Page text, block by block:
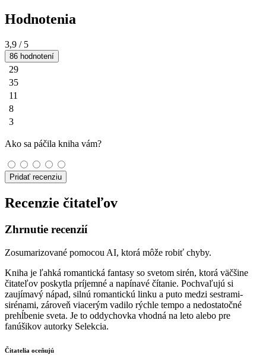
Hodnotenia
3,9 / 5
86 hodnotení
29
35
11
8
3
Ako sa páčila kniha vám?
Pridať recenziu
Recenzie čitateľov
Zhrnutie recenzií
Zosumarizované pomocou AI, ktorá môže robiť chyby.
Kniha je ľahká romantická fantasy so svetom sirén, ktorá väčšine
čitateľov poskytla príjemné a napínavé čítanie. Pochvaľujú si
zaujímavý nápad, silnú romantickú linku a puto medzi sestrami-
sirénami, zároveň viacerým vadilo rýchle tempo a nedostatočné
prehĺbenie sveta. Je to oddychovka vhodná na leto alebo pre
fanúšikov autorky Selekcia.
Čitatelia oceňujú